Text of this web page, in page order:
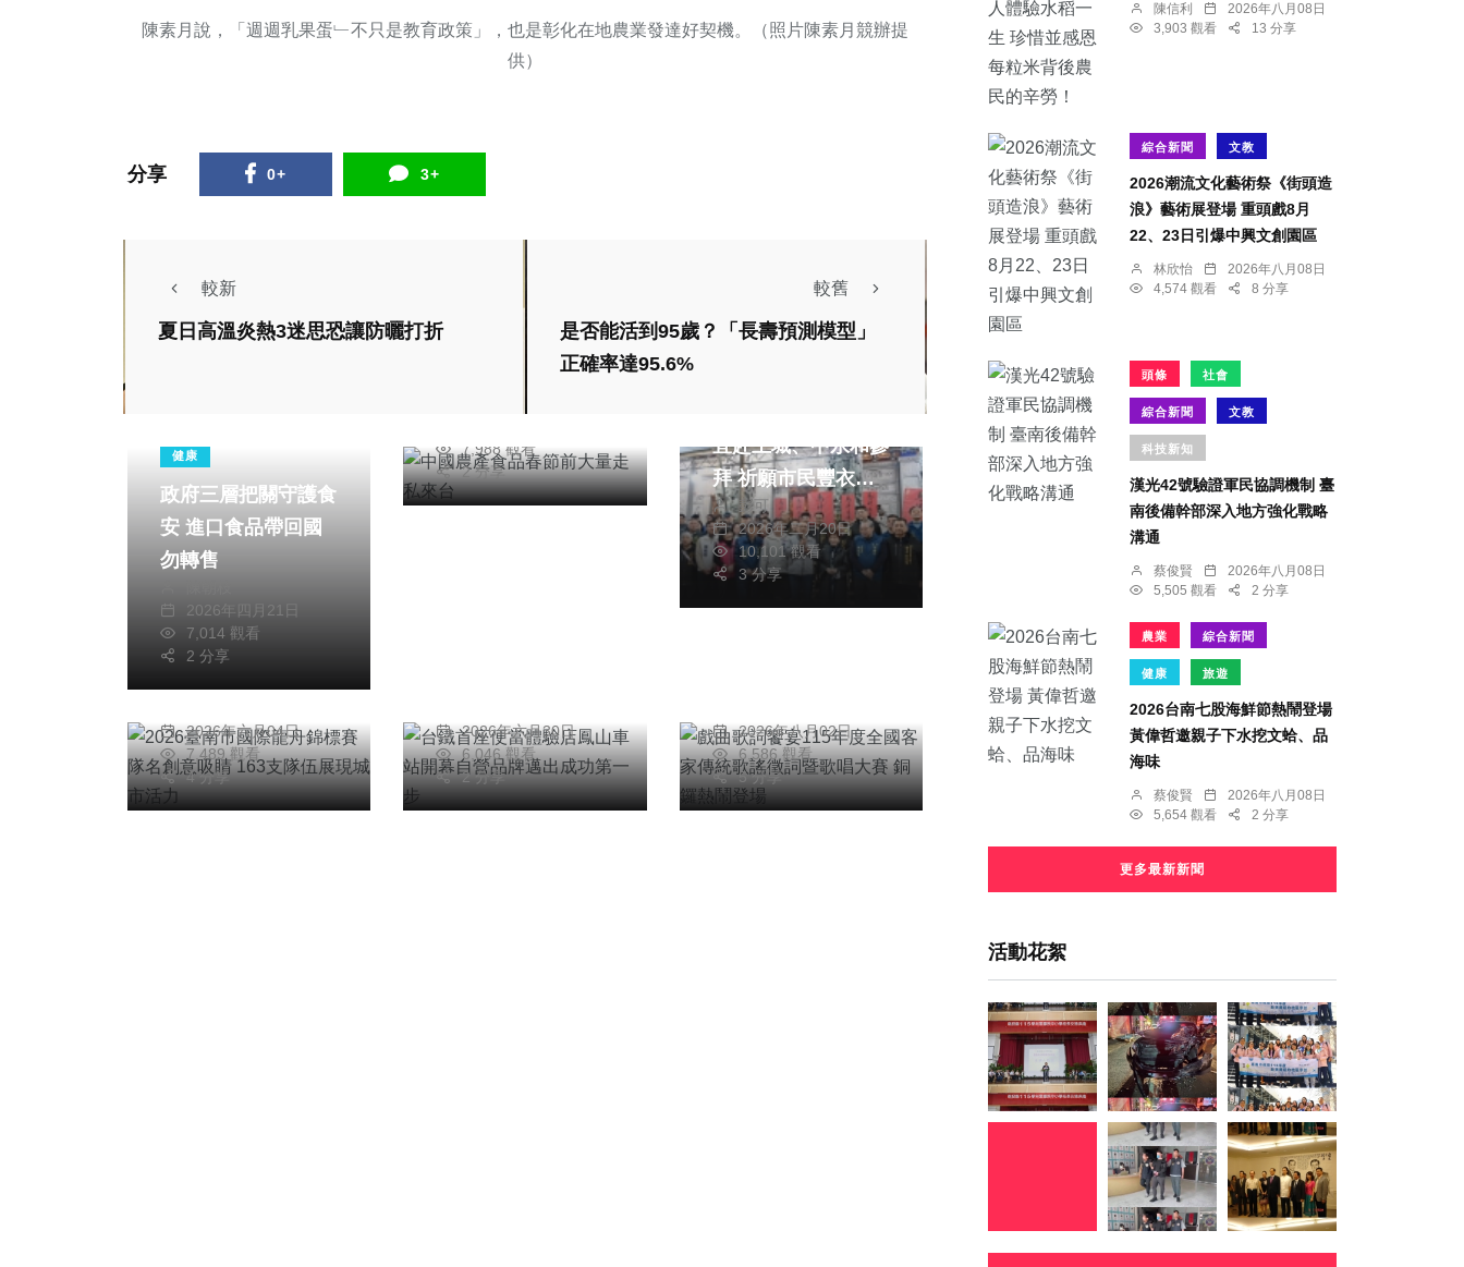
陳素月說，「週週乳果蛋﹂不只是教育政策」，也是彰化在地農業發達好契機。（照片陳素月競辦提
供）
分享 0+ 3+
較新
夏日高溫炎熱3迷思恐讓防曬打折
較舊
是否能活到95歲？「長壽預測模型」
正確率達95.6%
健康
政府三層把關守護食
安 進口食品帶回國
勿轉售
2026年四月21日
7,014 觀看
2 分享
中國農產食品春節前
7,988 觀看
2 分享
宜赴土城、中永和參
拜 祈願市民豐衣足
食 彭可
2026年二月20日
10,101 觀看
3 分享
社會 宗教
綜合新聞 健康
2026臺南市國際龍
舟錦標賽隊名創意吸
2026年六月04日
7,489 觀看
4 分享
2026年六月30日
6,046 觀看
2 分享
綜合新聞
戲曲歌詞饗宴115年
2026年八月02日
6,586 觀看
5 分享
陳信利
2026年八月08日
3,903 觀看
13 分享
綜合新聞 文教
2026潮流文化藝術祭《街頭造
浪》藝術展登場 重頭戲8月
22、23日引爆中興文創園區
林欣怡
2026年八月08日
4,574 觀看
8 分享
頭條 社會
綜合新聞 文教
科技新知
漢光42號驗證軍民協調機制 臺
南後備幹部深入地方強化戰略
溝通
蔡俊賢
2026年八月08日
5,505 觀看
2 分享
農業 綜合新聞
健康 旅遊
2026台南七股海鮮節熱鬧登場
黃偉哲邀親子下水挖文蛤、品
海味
蔡俊賢
2026年八月08日
5,654 觀看
2 分享
更多最新新聞
活動花絮